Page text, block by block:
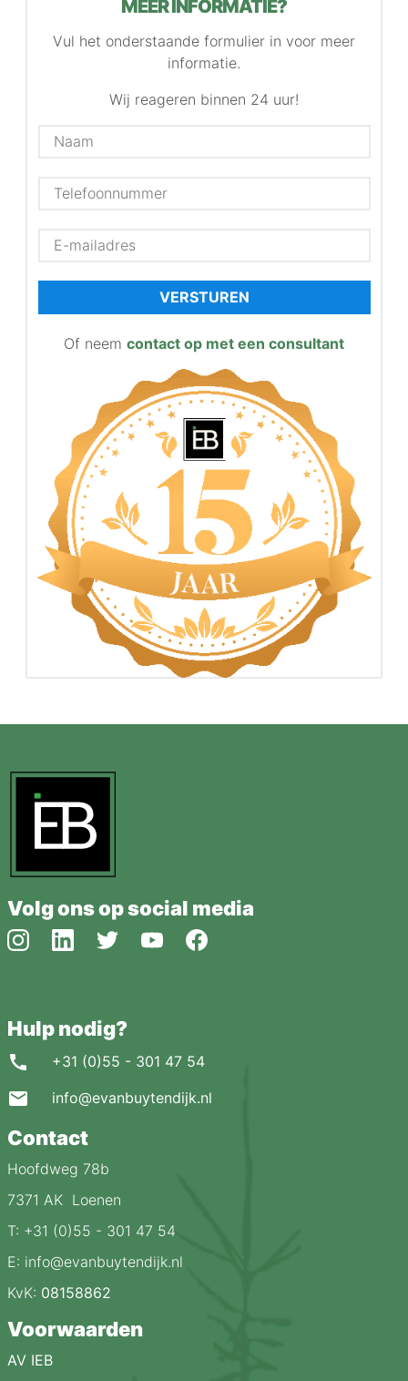
MEER INFORMATIE?
Vul het onderstaande formulier in voor meer
informatie.
Wij reageren binnen 24 uur!
VERSTUREN
Of neem contact op met een consultant
Volg ons op social media
Hulp nodig?
+31 (0)55 - 301 47 54
info@evanbuytendijk.nl
Contact
Hoofdweg 78b
7371 AK Loenen
T: +31 (0)55 - 301 47 54
E: info@evanbuytendijk.nl
KvK: 08158862
Voorwaarden
AV IEB